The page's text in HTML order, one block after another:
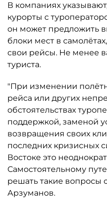
В компаниях
курорты с
он может предложить
блоки мест в
свои рейсы. Не менее
туриста.
"При изменении
рейса или других
обстоятельствах
поддержкой, заменой
возвращения своих
последних кризисных
Востоке это
Самостоятельному
решать такие вопросы
Арзуманов.